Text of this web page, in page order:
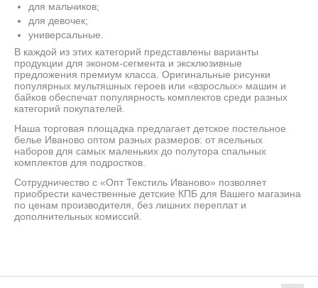
для мальчиков;
для девочек;
универсальные.
В каждой из этих категорий представлены варианты
продукции для эконом-сегмента и эксклюзивные
предложения премиум класса. Оригинальные рисунки
популярных мультяшных героев или «взрослых» машин и
байков обеспечат популярность комплектов среди разных
категорий покупателей.
Наша торговая площадка предлагает детское постельное
белье Иваново оптом разных размеров: от ясельных
наборов для самых маленьких до полутора спальных
комплектов для подростков.
Сотрудничество с «Опт Текстиль Иваново» позволяет
приобрести качественные детские КПБ для Вашего магазина
по ценам производителя, без лишних переплат и
дополнительных комиссий.